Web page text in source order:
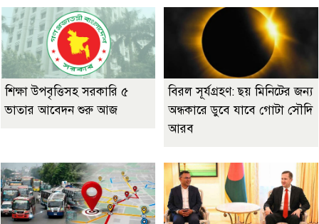
শিক্ষা উপবৃত্তিসহ সরকারি ৫
ভাতার আবেদন শুরু আজ
বিরল সূর্যগ্রহণ: ছয় মিনিটের জন্য
অন্ধকারে ডুবে যাবে গোটা সৌদি
আরব